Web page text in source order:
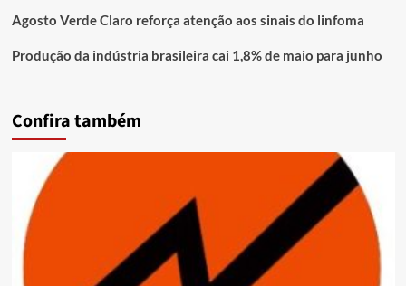
Agosto Verde Claro reforça atenção aos sinais do linfoma
Produção da indústria brasileira cai 1,8% de maio para junho
Confira também